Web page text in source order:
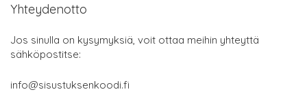
Yhteydenotto
Jos sinulla on kysymyksiä, voit ottaa meihin yhteyttä
sähköpostitse:
info@sisustuksenkoodi.fi